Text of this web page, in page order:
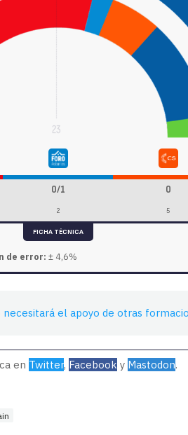
0/1 0
2 5
FICHA TÉCNICA
de error: ± 4,6%
el apoyo de otras
en Twitter, Facebook y Mastodon.